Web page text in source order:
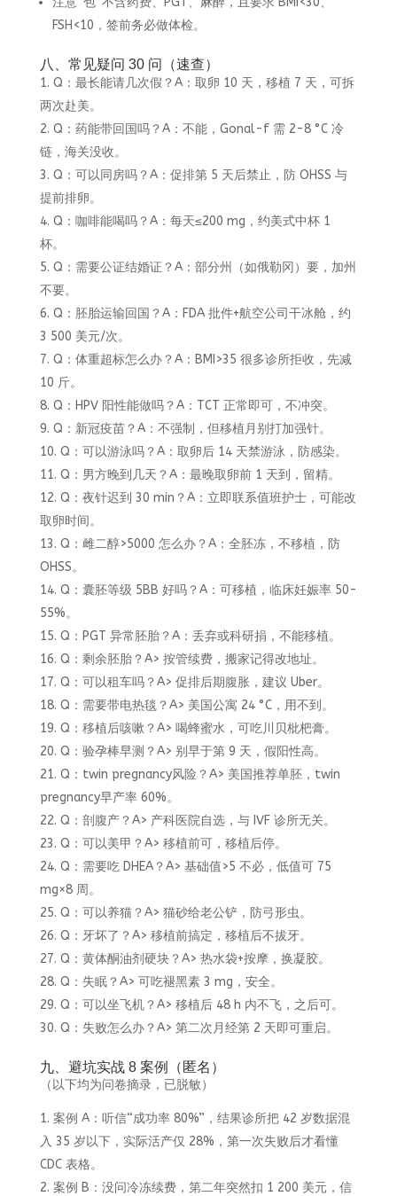
FSH<10，签前务必做体检。
八、常见疑问 30 问（速查）
Q：最长能请几次假？A：取卵 10 天，移植 7 天，可拆
两次赴美。
Q：药能带回国吗？A：不能，Gonal-f 需 2-8 °C 冷
链，海关没收。
Q：可以同房吗？A：促排第 5 天后禁止，防 OHSS 与
提前排卵。
Q：咖啡能喝吗？A：每天≤200 mg，约美式中杯 1
杯。
Q：需要公证结婚证？A：部分州（如俄勒冈）要，加州
不要。
Q：胚胎运输回国？A：FDA 批件+航空公司干冰舱，约
3 500 美元/次。
Q：体重超标怎么办？A：BMI>35 很多诊所拒收，先减
10 斤。
Q：HPV 阳性能做吗？A：TCT 正常即可，不冲突。
Q：新冠疫苗？A：不强制，但移植月别打加强针。
Q：可以游泳吗？A：取卵后 14 天禁游泳，防感染。
Q：男方晚到几天？A：最晚取卵前 1 天到，留精。
Q：夜针迟到 30 min？A：立即联系值班护士，可能改
取卵时间。
Q：雌二醇>5000 怎么办？A：全胚冻，不移植，防
OHSS。
Q：囊胚等级 5BB 好吗？A：可移植，临床妊娠率 50-
55%。
Q：PGT 异常胚胎？A：丢弃或科研捐，不能移植。
Q：剩余胚胎？A> 按管续费，搬家记得改地址。
Q：可以租车吗？A> 促排后期腹胀，建议 Uber。
Q：需要带电热毯？A> 美国公寓 24 °C，用不到。
Q：移植后咳嗽？A> 喝蜂蜜水，可吃川贝枇杷膏。
Q：验孕棒早测？A> 别早于第 9 天，假阳性高。
Q：twin pregnancy风险？A> 美国推荐单胚，twin
pregnancy早产率 60%。
Q：剖腹产？A> 产科医院自选，与 IVF 诊所无关。
Q：可以美甲？A> 移植前可，移植后停。
Q：需要吃 DHEA？A> 基础值>5 不必，低值可 75
mg×8 周。
Q：可以养猫？A> 猫砂给老公铲，防弓形虫。
Q：牙坏了？A> 移植前搞定，移植后不拔牙。
Q：黄体酮油剂硬块？A> 热水袋+按摩，换凝胶。
Q：失眠？A> 可吃褪黑素 3 mg，安全。
Q：可以坐飞机？A> 移植后 48 h 内不飞，之后可。
Q：失败怎么办？A> 第二次月经第 2 天即可重启。
九、避坑实战 8 案例（匿名）
（以下均为问卷摘录，已脱敏）
案例 A：听信“成功率 80%”，结果诊所把 42 岁数据混
入 35 岁以下，实际活产仅 28%，第一次失败后才看懂
CDC 表格。
案例 B：没问冷冻续费，第二年突然扣 1 200 美元，信